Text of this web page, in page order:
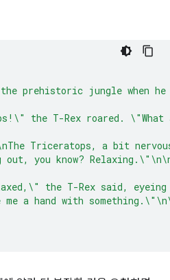
prehistoric jungle when
the T-Rex roared. \"What
Triceratops, a bit
you know?
the T-Rex said,
me a hand with